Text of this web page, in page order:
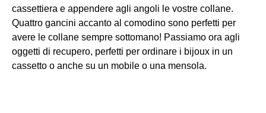
cassettiera e appendere agli angoli le vostre collane.
Quattro gancini accanto al comodino sono perfetti per
avere le collane sempre sottomano! Passiamo ora agli
oggetti di recupero, perfetti per ordinare i bijoux in un
cassetto o anche su un mobile o una mensola.